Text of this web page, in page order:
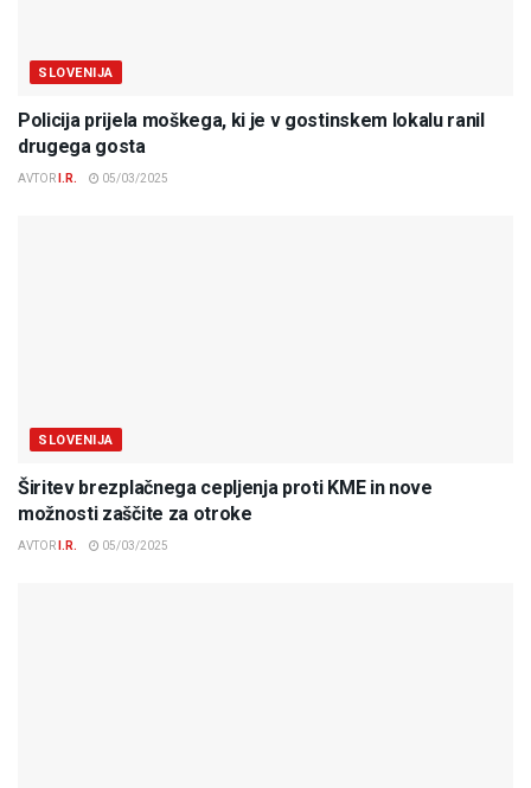
SLOVENIJA
Policija prijela moškega, ki je v gostinskem lokalu ranil
drugega gosta
AVTOR I.R. 05/03/2025
SLOVENIJA
Širitev brezplačnega cepljenja proti KME in nove
možnosti zaščite za otroke
AVTOR I.R. 05/03/2025